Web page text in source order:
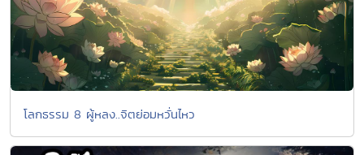
โลกธรรม 8 ผู้หลง..จิตย่อมหวั่นไหว